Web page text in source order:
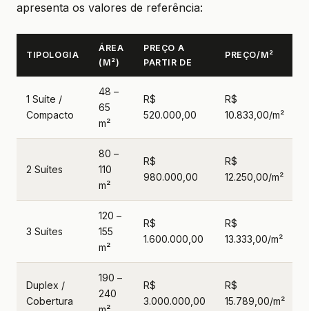
apresenta os valores de referência:
TIPOLOGIA
ÁREA
(M²)
PREÇO A
PARTIR DE
PREÇO/M²
1 Suíte /
Compacto
48 –
65
m²
R$
520.000,00
R$
10.833,00/m²
2 Suítes
80 –
110
m²
R$
980.000,00
R$
12.250,00/m²
3 Suítes
120 –
155
m²
R$
1.600.000,00
R$
13.333,00/m²
Duplex /
Cobertura
190 –
240
R$
3.000.000,00
R$
15.789,00/m²